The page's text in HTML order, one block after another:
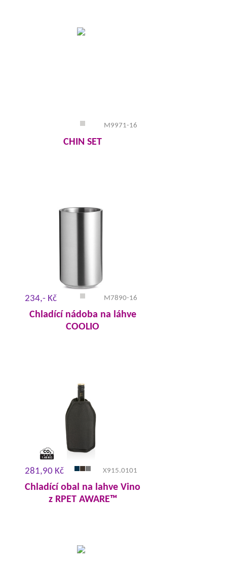
M9971-16
CHIN SET
234,- Kč M7890-16
Chladící nádoba na láhve
COOLIO
281,90 Kč X915.0101
Chladící obal na lahve Vino
z RPET AWARE™